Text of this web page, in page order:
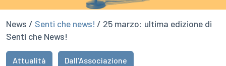
News / Senti che news! / 25 marzo: ultima edizione di
Senti che News!
Attualità Dall'Associazione